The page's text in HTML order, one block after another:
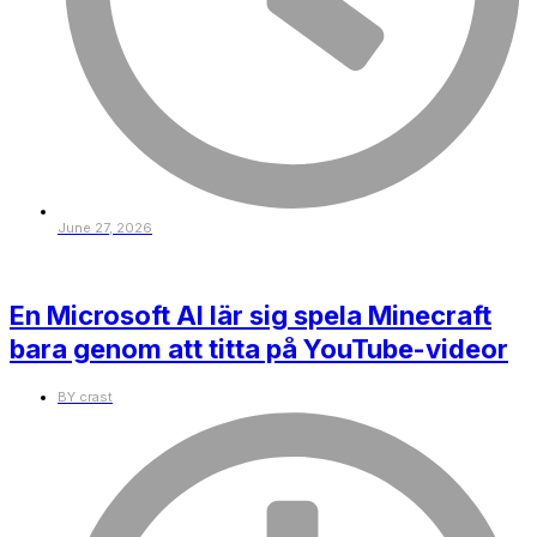
June 27, 2026
En Microsoft AI lär sig spela Minecraft
bara genom att titta på YouTube-videor
BY crast